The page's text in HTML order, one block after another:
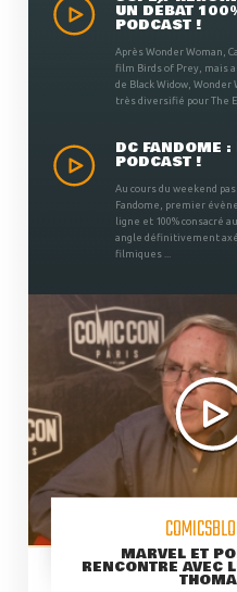
UN DÉBAT
PODCAST !
Après Wonder Woman,
film Birds of Prey, mais
de Black Widow, Wonder
très diversifié pour The
DC FANDOME :
PODCAST !
Au cours du weekend
Fandome, premier
ligne et 100% consacré
angle définitivement
filmiques ...
MARVEL ET
RENCONTRE AVEC